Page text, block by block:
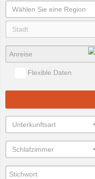
Wählen Sie eine Region
Stadt
Flexible Daten
Unterkunftsart
Schlafzimmer